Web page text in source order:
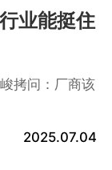
业能挺住
拷问：厂商该
2025.07.04